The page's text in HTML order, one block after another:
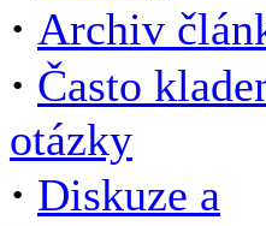
· Archiv
· Často
otázky
· Diskuze a